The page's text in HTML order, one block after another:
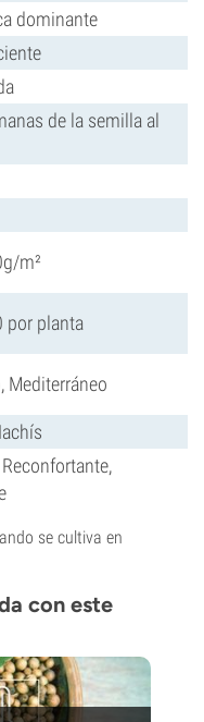
dominante
de la semilla al
m²
por planta
Mediterráneo
se cultiva en
con este